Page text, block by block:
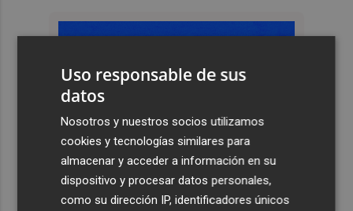
Uso responsable de sus
datos
Nosotros y nuestros socios utilizamos
cookies y tecnologías similares para
almacenar y acceder a información en su
dispositivo y procesar datos personales,
como su dirección IP, identificadores únicos